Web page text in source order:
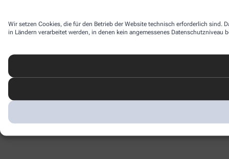
Wir setzen Cookies, die für den Betrieb der Website technisch erforderlich sind.
in Ländern verarbeitet werden, in denen kein angemessenes